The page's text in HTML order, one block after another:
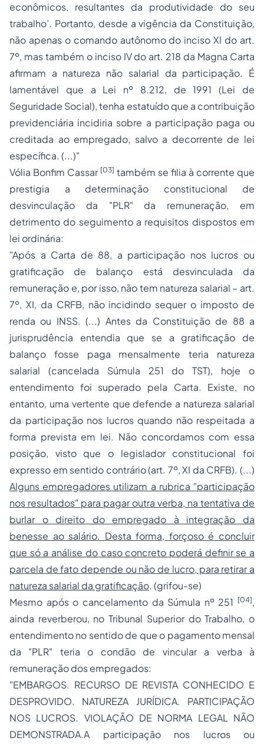
econômicos, resultantes da produtividade do seu
trabalho’. Portanto, desde a vigência da Constituição,
não apenas o comando autônomo do inciso XI do art.
7º, mas também o inciso IV do art. 218 da Magna Carta
afirmam a natureza não salarial da participação. É
lamentável que a Lei nº 8.212, de 1991 (Lei de
Seguridade Social), tenha estatuído que a contribuição
previdenciária incidiria sobre a participação paga ou
creditada ao empregado, salvo a decorrente de lei
específica. (...)"
Vólia Bonfim Cassar [03] também se filia à corrente que
prestigia a determinação constitucional de
desvinculação da "PLR" da remuneração, em
detrimento do seguimento a requisitos dispostos em
lei ordinária:
"Após a Carta de 88, a participação nos lucros ou
gratificação de balanço está desvinculada da
remuneração e, por isso, não tem natureza salarial – art.
7º, XI, da CRFB, não incidindo sequer o imposto de
renda ou INSS. (...) Antes da Constituição de 88 a
jurisprudência entendia que se a gratificação de
balanço fosse paga mensalmente teria natureza
salarial (cancelada Súmula 251 do TST), hoje o
entendimento foi superado pela Carta. Existe, no
entanto, uma vertente que defende a natureza salarial
da participação nos lucros quando não respeitada a
forma prevista em lei. Não concordamos com essa
posição, visto que o legislador constitucional foi
expresso em sentido contrário (art. 7º, XI da CRFB). (...)
Alguns empregadores utilizam a rubrica "participação
nos resultados" para pagar outra verba, na tentativa de
burlar o direito do empregado à integração da
benesse ao salário. Desta forma, forçoso é concluir
que só a análise do caso concreto poderá definir se a
parcela de fato depende ou não de lucro, para retirar a
natureza salarial da gratificação. (grifou-se)
Mesmo após o cancelamento da Súmula nº 251 [04],
ainda reverberou, no Tribunal Superior do Trabalho, o
entendimento no sentido de que o pagamento mensal
da "PLR" teria o condão de vincular a verba à
remuneração dos empregados:
"EMBARGOS. RECURSO DE REVISTA CONHECIDO E
DESPROVIDO. NATUREZA JURÍDICA. PARTICIPAÇÃO
NOS LUCROS. VIOLAÇÃO DE NORMA LEGAL NÃO
DEMONSTRADA.A participação nos lucros ou